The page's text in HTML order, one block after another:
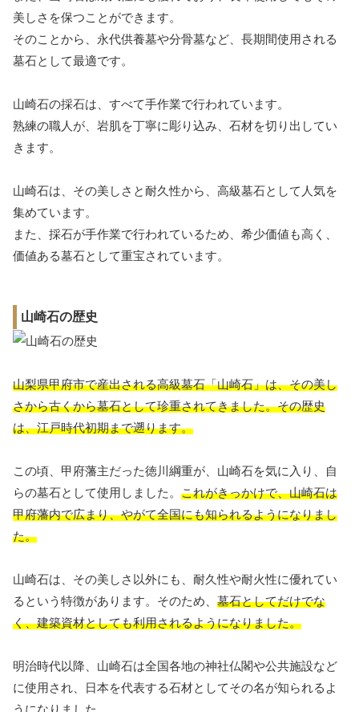
美しさを保つことができます。
そのことから、永代供養墓や分骨墓など、長期間使用される
墓石として最適です。
山崎石の採石は、すべて手作業で行われています。
熟練の職人が、岩肌を丁寧に彫り込み、石材を切り出してい
きます。
山崎石は、その美しさと耐久性から、高級墓石として人気を
集めています。
また、採石が手作業で行われているため、希少価値も高く、
価値ある墓石として重宝されています。
山崎石の歴史
山梨県甲府市で産出される高級墓石「山崎石」は、その美し
さから古くから墓石として珍重されてきました。その歴史
は、江戸時代初期まで遡ります。
この頃、甲府藩主だった徳川綱重が、山崎石を気に入り、自
らの墓石として使用しました。 これがきっかけで、山崎石は
甲府藩内で広まり、やがて全国にも知られるようになりまし
た。
山崎石は、その美しさ以外にも、耐久性や耐火性に優れてい
るという特徴があります。そのため、 墓石としてだけでな
く、建築資材としても利用されるようになりました。
明治時代以降、山崎石は全国各地の神社仏閣や公共施設など
に使用され、日本を代表する石材としてその名が知られるよ